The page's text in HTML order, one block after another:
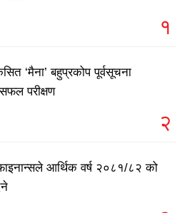
१
‘मैना’ बहुप्रकोप पूर्वसूचना
परीक्षण
२
आर्थिक वर्ष २०८१/८२ को